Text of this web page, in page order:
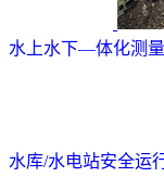
水上水下—体化测量
水库/水电站安全运